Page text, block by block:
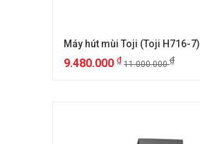
Máy hút mùi Toji (Toji H716-7)
9.480.000 ₫ 11.000.000₫